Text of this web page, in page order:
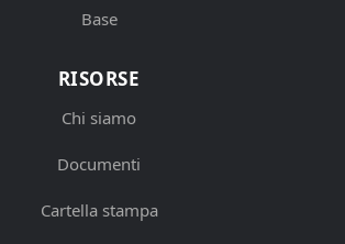
Base
RISORSE
Chi siamo
Documenti
Cartella stampa